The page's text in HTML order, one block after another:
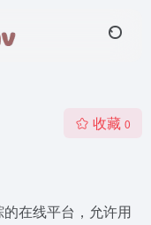
收藏 0
在线平台，允许用